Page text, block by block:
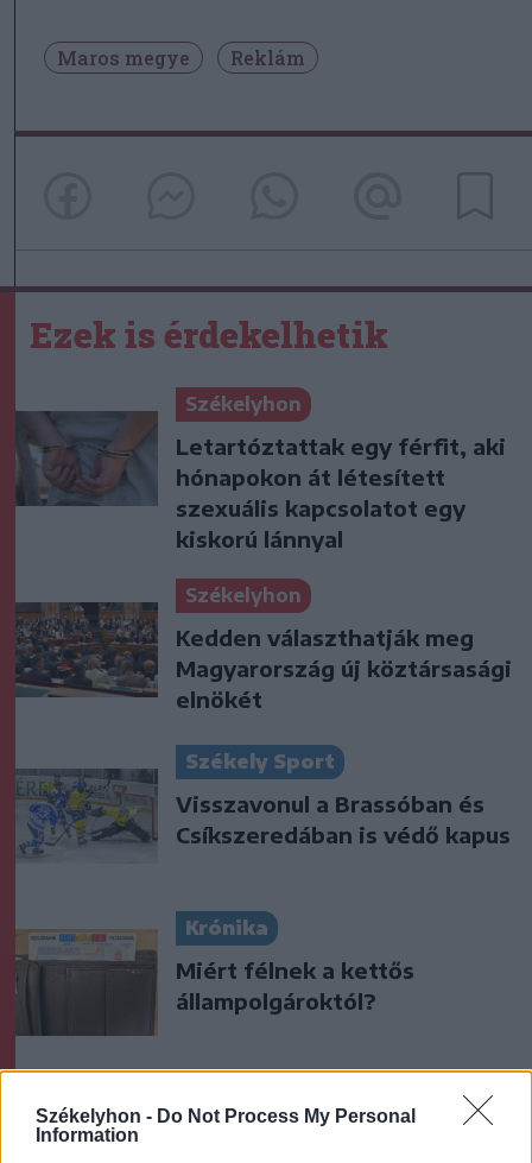
Székelyhon - Do Not Process My Personal
Information
Maros megye Reklám
Ezek is érdekelhetik
Székelyhon
Letartóztattak egy férfit, aki
hónapokon át létesített
szexuális kapcsolatot egy
kiskorú lánnyal
Székelyhon
Kedden választhatják meg
Magyarország új köztársasági
elnökét
Székely Sport
Visszavonul a Brassóban és
Csíkszeredában is védő kapus
Krónika
Miért félnek a kettős
állampolgároktól?